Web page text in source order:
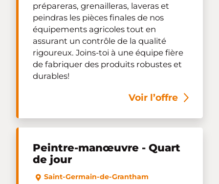
prépareras, grenailleras, laveras et
peindras les pièces finales de nos
équipements agricoles tout en
assurant un contrôle de la qualité
rigoureux. Joins-toi à une équipe fière
de fabriquer des produits robustes et
durables!
Voir l’offre
Peintre-manœuvre - Quart
de jour
Saint-Germain-de-Grantham